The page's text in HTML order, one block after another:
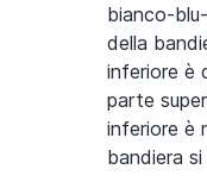
bianco-
della
inferiore è
parte
inferiore è
bandiera